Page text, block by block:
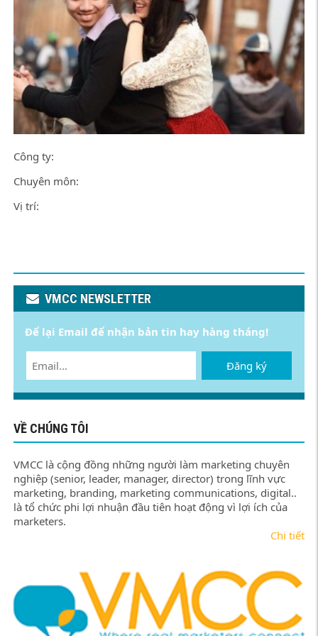
Công ty:
Chuyên môn:
Vị trí:
VMCC NEWSLETTER
Để lại Email để nhận bản tin hay hàng tháng!
Đăng ký
VỀ CHÚNG TÔI
VMCC là cộng đồng những người làm marketing chuyên
nghiệp (senior, leader, manager, director) trong lĩnh vực
marketing, branding, marketing communications, digital..
là tổ chức phi lợi nhuận đầu tiên hoạt động vì lợi ích của
marketers.
Chi tiết